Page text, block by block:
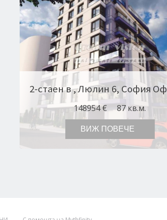
148954 € 87 кв.м.
ВИЖ ПОВЕЧЕ